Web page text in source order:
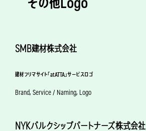
SMB建材株式会社
建材フリマサイト「atATTA」サービスロゴ
Brand, Service / Naming, Logo
NYKバルクシップパートナーズ株式会社